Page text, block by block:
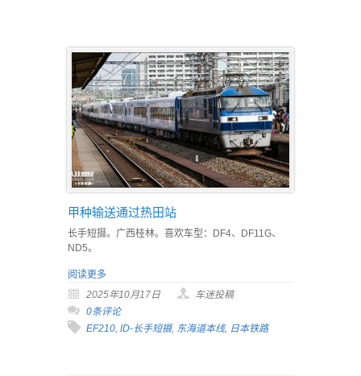
甲种输送通过热田站
长手短摄。广西桂林。喜欢车型：DF4、DF11G、
ND5。
阅读更多
2025年10月17日
车迷投稿
0条评论
EF210 ID-长手短摄, 东海道本线, 日本铁路